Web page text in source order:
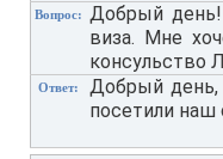
Вопрос: Добрый день!
виза. Мне
консульство
Ответ:
Добрый
посетили наш